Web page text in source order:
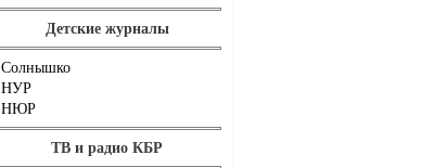
Детские журналы
Солнышко
НУР
НЮР
ТВ и радио КБР